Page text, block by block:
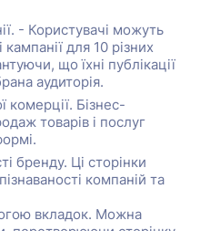
- Користувачі можуть
для 10 різних
що їхні публікації
аудиторія.
комерції. Бізнес-
товарів і послуг
бренду. Ці сторінки
компаній та
вкладок. Можна